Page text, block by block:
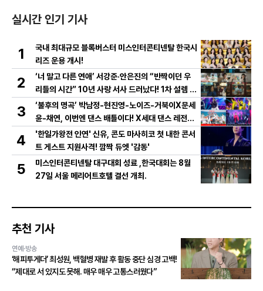
실시간 인기 기사
1
국내 최대규모 블록버스터 미스인터콘티넨탈 한국시
리즈 운용 개시!
2
‘너 말고 다른 연애’ 서강준·안은진의 “반짝이던 우
리들의 시간” 10년 사랑 서사 드러났다! 1차 설렘 티
저 영상 공개!
3
‘불후의 명곡’ 박남정-현진영-노이즈-거북이X문세
윤-채연, 이번엔 댄스 배틀이다! X세대 댄스 레전드
총출동! 댄스 본능 깨운다!
4
'한일가왕전 인연' 신유, 콘도 마사히코 첫 내한 콘서
트 게스트 지원사격! 깜짝 듀엣 '감동'
5
미스인터콘티넨탈 대구대회 성료 ,한국대회는 8월
27일 서울 메리어트호텔 결선 개최.
추천 기사
연예·방송
‘해피투게더’ 최성원, 백혈병 재발 후 활동 중단 심경 고백!
“제대로 서 있지도 못해. 매우 매우 고통스러웠다”